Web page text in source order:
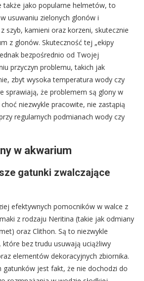
także jako popularne helmetów, to
usuwaniu zielonych glonów i
szyb, kamieni oraz korzeni, skutecznie
z glonów. Skuteczność tej „ekipy
bezpośrednio od Twojej
przyczyn problemu, takich jak
zbyt wysoka temperatura wody czy
sprawiają, że problemem są glony w
niezwykle pracowite, nie zastąpią
regularnych podmianach wody czy
w akwarium
gatunki zwalczające
efektywnych pomocników w walce z
z rodzaju Neritina (takie jak odmiany
oraz Clithon. Są to niezwykle
które bez trudu usuwają uciążliwy
elementów dekoracyjnych zbiornika.
jest fakt, że nie dochodzi do